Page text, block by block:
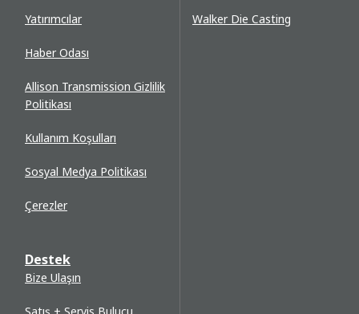
Yatırımcılar
Haber Odası
Allison Transmission Gizlilik
Politikası
Kullanım Koşulları
Sosyal Medya Politikası
Çerezler
Destek
Bize Ulaşın
Walker Die Casting